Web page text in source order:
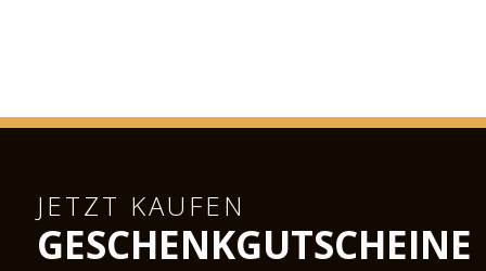
JETZT KAUFEN
GESCHENKGUTSCHEINE